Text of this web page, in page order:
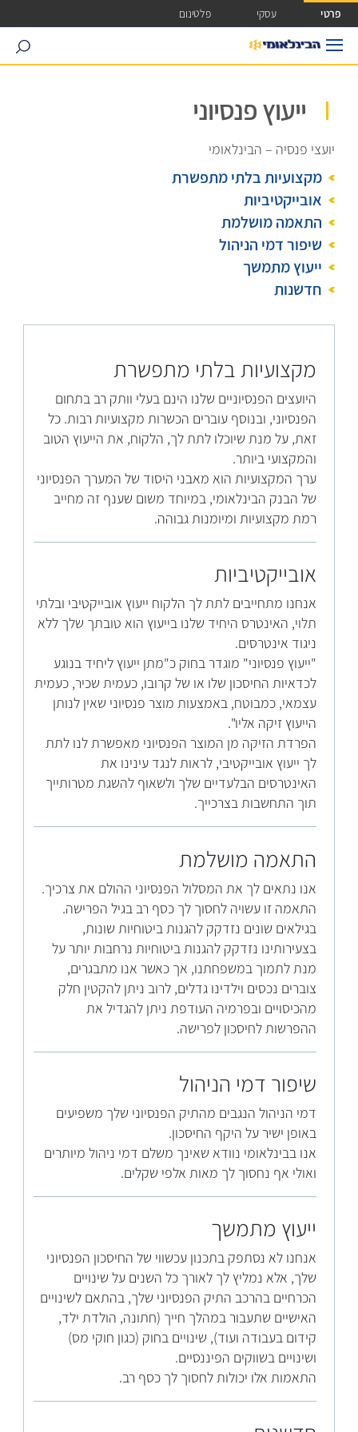
גישה ישירה לכפתור כניסה לחשבונך
פרטי עסקי פלטינום
search
ייעוץ פנסיוני
יועצי פנסיה – הבינלאומי
מקצועיות בלתי מתפשרת
אובייקטיביות
התאמה מושלמת
שיפור דמי הניהול
ייעוץ מתמשך
חדשנות
מקצועיות בלתי מתפשרת
היועצים הפנסיוניים שלנו הינם בעלי וותק רב בתחום
הפנסיוני, ובנוסף עוברים הכשרות מקצועיות רבות. כל
זאת, על מנת שיוכלו לתת לך, הלקוח, את הייעוץ הטוב
והמקצועי ביותר.
ערך המקצועיות הוא מאבני היסוד של המערך הפנסיוני
של הבנק הבינלאומי, במיוחד משום שענף זה מחייב
רמת מקצועיות ומיומנות גבוהה.
אובייקטיביות
אנחנו מתחייבים לתת לך הלקוח ייעוץ אובייקטיבי ובלתי
תלוי, האינטרס היחיד שלנו בייעוץ הוא טובתך שלך ללא
ניגוד אינטרסים.
"ייעוץ פנסיוני" מוגדר בחוק כ"מתן ייעוץ ליחיד בנוגע
לכדאיות החיסכון שלו או של קרובו, כעמית שכיר, כעמית
עצמאי, כמבוטח, באמצעות מוצר פנסיוני שאין לנותן
הייעוץ זיקה אליו".
הפרדת הזיקה מן המוצר הפנסיוני מאפשרת לנו לתת
לך ייעוץ אובייקטיבי, לראות לנגד עינינו את
האינטרסים הבלעדיים שלך ולשאוף להשגת מטרותייך
תוך התחשבות בצרכייך.
התאמה מושלמת
אנו נתאים לך את המסלול הפנסיוני ההולם את צרכיך.
התאמה זו עשויה לחסוך לך כסף רב בגיל הפרישה.
בגילאים שונים נזדקק להגנות ביטוחיות שונות,
בצעירותינו נזדקק להגנות ביטוחיות נרחבות יותר על
מנת לתמוך במשפחתנו, אך כאשר אנו מתבגרים,
צוברים נכסים וילדינו גדלים, לרוב ניתן להקטין חלק
מהכיסויים ובפרמיה העודפת ניתן להגדיל את
ההפרשות לחיסכון לפרישה.
שיפור דמי הניהול
דמי הניהול הנגבים מהתיק הפנסיוני שלך משפיעים
באופן ישיר על היקף החיסכון.
אנו בבינלאומי נוודא שאינך משלם דמי ניהול מיותרים
ואולי אף נחסוך לך מאות אלפי שקלים.
ייעוץ מתמשך
אנחנו לא נסתפק בתכנון עכשווי של החיסכון הפנסיוני
שלך, אלא נמליץ לך לאורך כל השנים על שינויים
הכרחיים בהרכב התיק הפנסיוני שלך, בהתאם לשינויים
האישיים שתעבור במהלך חייך (חתונה, הולדת ילד,
קידום בעבודה ועוד), שינויים בחוק (כגון חוקי מס)
ושינויים בשווקים הפיננסיים.
התאמות אלו יכולות לחסוך לך כסף רב.